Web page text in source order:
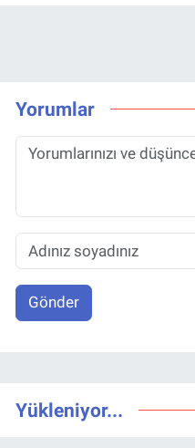
Yorumlar
Gönder
Yükleniyor...